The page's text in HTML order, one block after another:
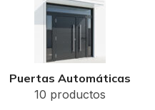
Puertas Automáticas
10 productos